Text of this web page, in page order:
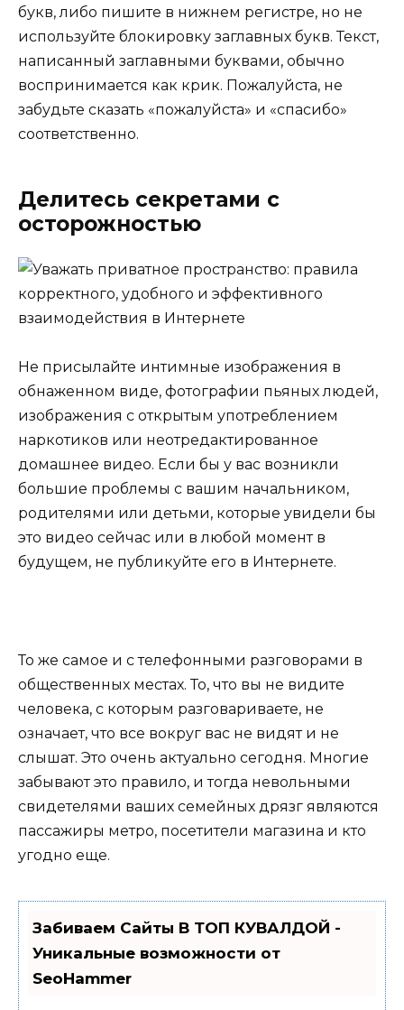
букв, либо пишите в нижнем регистре, но не
используйте блокировку заглавных букв. Текст,
написанный заглавными буквами, обычно
воспринимается как крик. Пожалуйста, не
забудьте сказать «пожалуйста» и «спасибо»
соответственно.
Делитесь секретами с
осторожностью
Не присылайте интимные изображения в
обнаженном виде, фотографии пьяных людей,
изображения с открытым употреблением
наркотиков или неотредактированное
домашнее видео. Если бы у вас возникли
большие проблемы с вашим начальником,
родителями или детьми, которые увидели бы
это видео сейчас или в любой момент в
будущем, не публикуйте его в Интернете.
То же самое и с телефонными разговорами в
общественных местах. То, что вы не видите
человека, с которым разговариваете, не
означает, что все вокруг вас не видят и не
слышат. Это очень актуально сегодня. Многие
забывают это правило, и тогда невольными
свидетелями ваших семейных дрязг являются
пассажиры метро, посетители магазина и кто
угодно еще.
Забиваем Сайты В ТОП КУВАЛДОЙ -
Уникальные возможности от
SeoHammer